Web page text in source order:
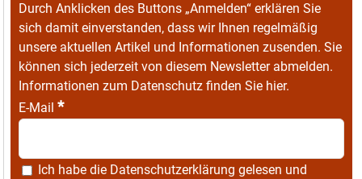
Durch Anklicken des Buttons „Anmelden“ erklären Sie
sich damit einverstanden, dass wir Ihnen regelmäßig
unsere aktuellen Artikel und Informationen zusenden. Sie
können sich jederzeit von diesem Newsletter abmelden.
Informationen zum Datenschutz finden Sie hier.
E-Mail *
Ich habe die Datenschutzerklärung gelesen und